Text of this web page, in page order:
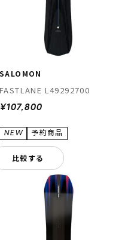
SALOMON
FASTLANE L49292700
¥107,800
比較する